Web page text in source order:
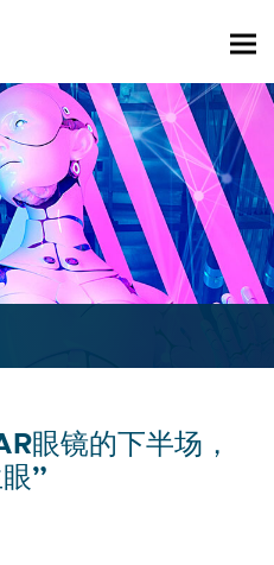
眼镜的下半场，
”